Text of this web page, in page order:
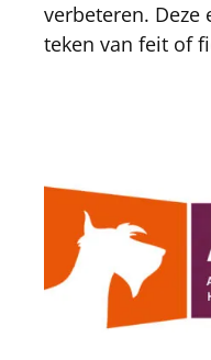
verbeteren. Deze
teken van feit of